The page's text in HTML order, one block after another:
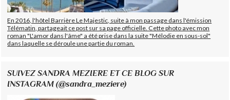
En 2016, l'hôtel Barrière Le Majestic, suite à mon passage dans l'émission
Télématin, partageait ce post sur sa page officielle. Cette photo avec mon
roman "L'amor dans l'âme" a été prise dans la suite "Mélodie en sous-sol"
dans laquelle se déroule une partie du roman.
SUIVEZ SANDRA MEZIERE ET CE BLOG SUR
INSTAGRAM (@sandra_meziere)